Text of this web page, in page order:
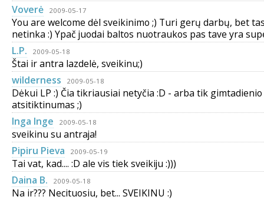
Voverė
2009-05-17
You are welcome dėl sveikinimo ;) Turi gerų darbų, bet
netinka :) Ypač juodai baltos nuotraukos pas tave yra
L.P.
2009-05-18
Štai ir antra lazdelė, sveikinu;)
wilderness
2009-05-18
Dėkui LP :) Čia tikriausiai netyčia :D - arba tik
atsitiktinumas ;)
Inga Inge
2009-05-18
sveikinu su antraja!
Pipiru Pieva
2009-05-19
Tai vat, kad.... :D ale vis tiek sveikiju :)))
Daina B.
2009-05-18
Na ir??? Necituosiu, bet... SVEIKINU :)